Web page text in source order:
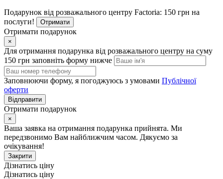
Подарунок від розважального центру Factoria: 150 грн на
послуги!
Отримати
Отримати подарунок
×
Для отримання подарунка від розважального центру на суму
150 грн заповніть форму нижче
Заповнюючи форму, я погоджуюсь з умовами Публічної
оферти
Відправити
Отримати подарунок
×
Ваша заявка на отримання подарунка прийнята. Ми
передзвонимо Вам найближчим часом. Дякуємо за
очікування!
Закрити
Дізнатись ціну
Дізнатись ціну